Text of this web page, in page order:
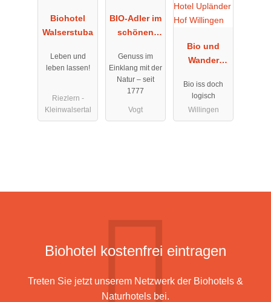
Biohotel
Walserstuba
Leben und
leben lassen!
Riezlern -
Kleinwalsertal
BIO-Adler im
schönen
Genuss im
Einklang mit der
Natur – seit
1777
Vogt
Bio und
Wander
Upländer
Hof
Willingen
Bio iss doch
logisch
Willingen
Biohotel kostenfrei eintragen
Treten Sie jetzt unserem Netzwerk der Biohotels &
Naturhotels bei.